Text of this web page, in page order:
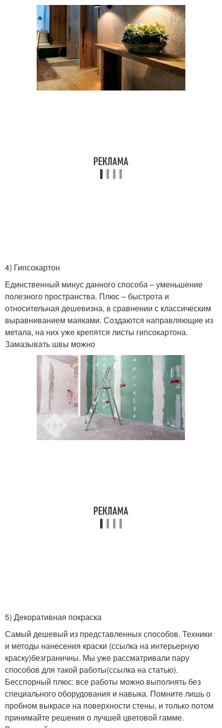
4) Гипсокартон
Единственный минус данного способа – уменьшение
полезного пространства. Плюс – быстрота и
относительная дешевизна, в сравнении с классическим
выравниванием маяками. Создаются направляющие из
метала, на них уже крепятся листы гипсокартона.
Замазывать швы можно
5) Декоративная покраска
Самый дешевый из представленных способов. Техники
и методы нанесения краски (ссылка на интерьерную
краску)безграничны. Мы уже рассматривали пару
способов для такой работы(ссылка на статью).
Бесспорный плюс: все работы можно выполнять без
специального оборудования и навыка. Помните лишь о
пробном выкрасе на поверхности стены, и только потом
принимайте решения о лучшей цветовой гамме.